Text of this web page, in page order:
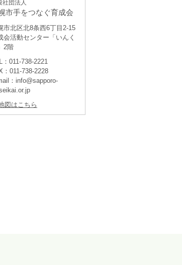
社団法人
市手をつなぐ育成会
市北区北8条西6丁目2-15
会活動センター「いんく
2階
：011-738-2221
：011-738-2228
：info@sapporo-
図はこちら